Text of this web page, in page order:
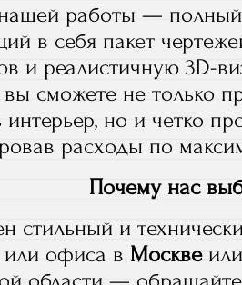
нашей работы —
в себя пакет
и реалистичную 3D-
сможете не только
интерьер, но и четко
расходы по
Почему нас
стильный и
или офиса в Москве